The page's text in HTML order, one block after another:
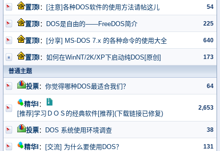
置顶I ： [注意]各种DOS软件的使用方法请帖这儿 54
置顶I ： DOS是自由的——FreeDOS简介 225
置顶I ： [分享] MS-DOS 7.x 的各种命令的使用大全 640
置顶I ： 如何在WinNT/2K/XP下启动纯DOS[原创] 173
普通主题
投票：你觉得哪种DOS最适合我们？ 64
精华I ：
[推荐]学习ＤＯＳ的经典软件[推荐](下载链接已修复)
2,653
投票： DOS 系统使用环境调查 38
精华I ： [交流] 为什么要使用DOS？ 131